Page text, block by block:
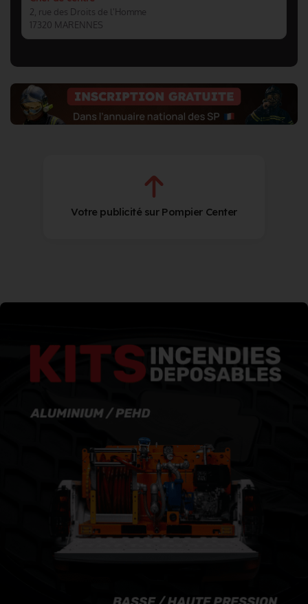
2, rue des Droits de l'Homme
17320 MARENNES
Votre publicité sur Pompier Center